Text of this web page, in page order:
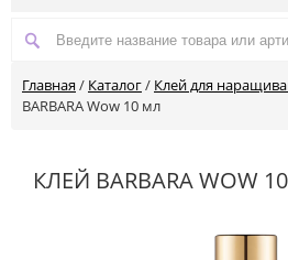
Главная / Каталог/ Клей для
BARBARA Wow 10 мл
КЛЕЙ BARBARA WOW